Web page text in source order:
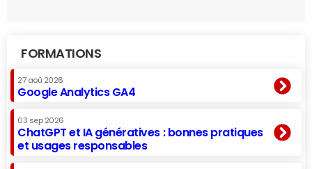
FORMATIONS
27 aoû 2026
Google Analytics GA4
03 sep 2026
ChatGPT et IA génératives : bonnes pratiques
et usages responsables